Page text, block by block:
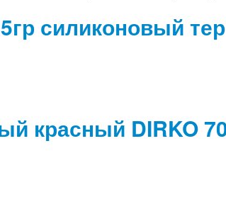
силиконовый
красный DIRKO